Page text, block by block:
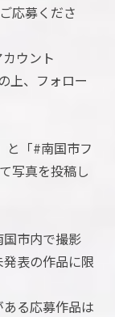
応募くださ
ウント
上、フォロー
と「#南国市フ
写真を投稿し
市内で撮影
表の作品に限
る応募作品は